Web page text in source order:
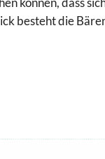
besteht die